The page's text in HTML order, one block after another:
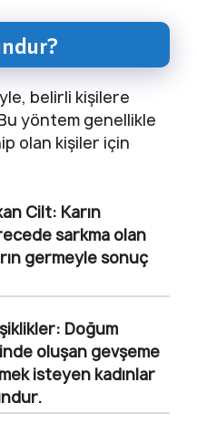
belirli kişilere
yöntem genellikle
olan kişiler için
Cilt: Karın
sarkma olan
germeyle sonuç
Doğum
oluşan gevşeme
isteyen kadınlar